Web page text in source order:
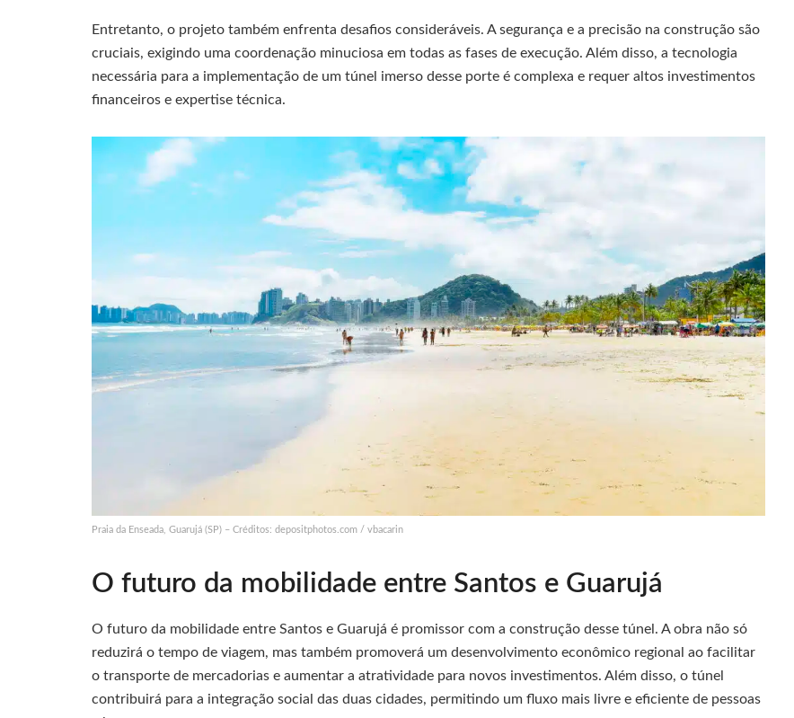
Entretanto, o projeto também enfrenta desafios consideráveis. A segurança e a precisão na construção são
cruciais, exigindo uma coordenação minuciosa em todas as fases de execução. Além disso, a tecnologia
necessária para a implementação de um túnel imerso desse porte é complexa e requer altos investimentos
financeiros e expertise técnica.
Praia da Enseada, Guarujá (SP) – Créditos: depositphotos.com / vbacarin
O futuro da mobilidade entre Santos e Guarujá
O futuro da mobilidade entre Santos e Guarujá é promissor com a construção desse túnel. A obra não só
reduzirá o tempo de viagem, mas também promoverá um desenvolvimento econômico regional ao facilitar
o transporte de mercadorias e aumentar a atratividade para novos investimentos. Além disso, o túnel
contribuirá para a integração social das duas cidades, permitindo um fluxo mais livre e eficiente de pessoas